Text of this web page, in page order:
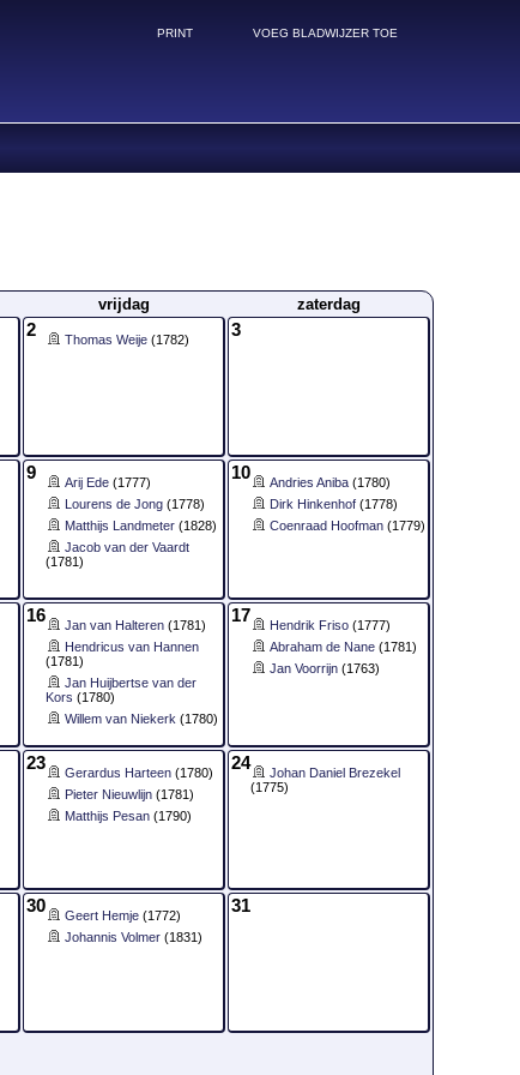
PRINT VOEG BLADWIJZER TOE
vrijdag zaterdag
2 Thomas Weije (1782) 3
9 Arij Ede (1777)
Lourens de Jong (1778)
Matthijs Landmeter (1828)
Jacob van der Vaardt
(1781)
10 Andries Aniba (1780)
Dirk Hinkenhof (1778)
Coenraad Hoofman (1779)
16 Jan van Halteren (1781)
Hendricus van Hannen
(1781)
Jan Huijbertse van der
Kors (1780)
Willem van Niekerk (1780)
17 Hendrik Friso (1777)
Abraham de Nane (1781)
Jan Voorrijn (1763)
23 Gerardus Harteen (1780)
Pieter Nieuwlijn (1781)
Matthijs Pesan (1790)
24
Johan Daniel Brezekel
(1775)
30 Geert Hemje (1772)
Johannis Volmer (1831)
31